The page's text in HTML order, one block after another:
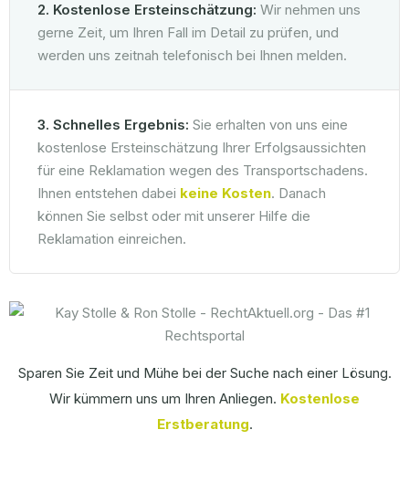
2. Kostenlose Ersteinschätzung: Wir nehmen uns
gerne Zeit, um Ihren Fall im Detail zu prüfen, und
werden uns zeitnah telefonisch bei Ihnen melden.
3. Schnelles Ergebnis: Sie erhalten von uns eine
kostenlose Ersteinschätzung Ihrer Erfolgsaussichten
für eine Reklamation wegen des Transportschadens.
Ihnen entstehen dabei keine Kosten. Danach
können Sie selbst oder mit unserer Hilfe die
Reklamation einreichen.
Sparen Sie Zeit und Mühe bei der Suche nach einer Lösung.
Wir kümmern uns um Ihren Anliegen. Kostenlose
Erstberatung.